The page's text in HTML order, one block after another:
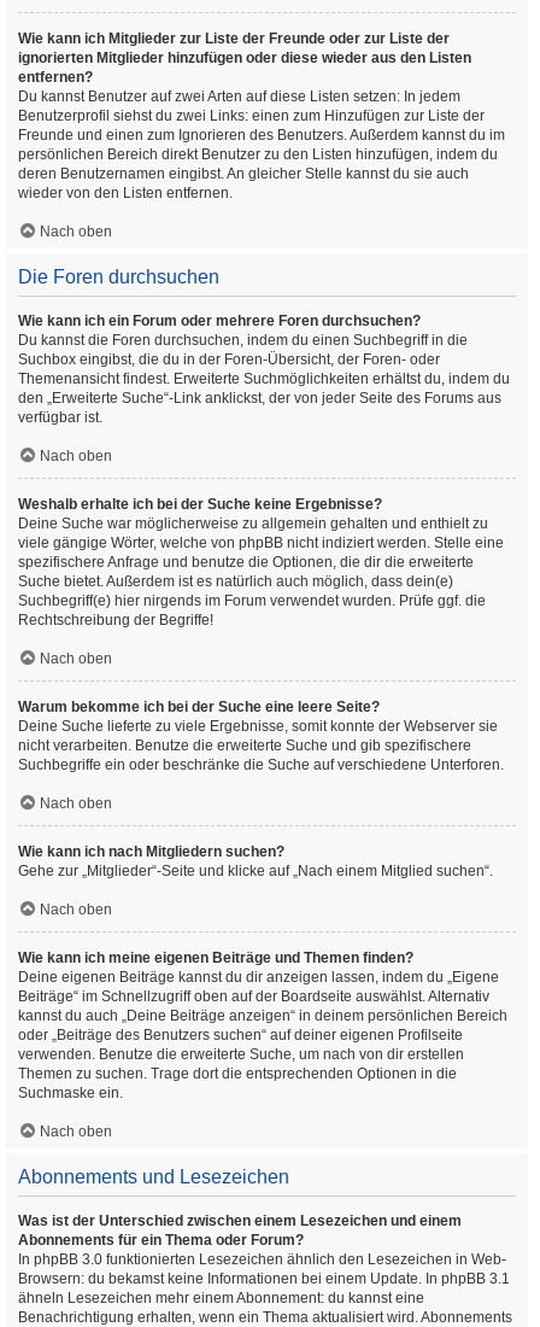
Wie kann ich Mitglieder zur Liste der Freunde oder zur Liste der
ignorierten Mitglieder hinzufügen oder diese wieder aus den Listen
entfernen?
Du kannst Benutzer auf zwei Arten auf diese Listen setzen: In jedem
Benutzerprofil siehst du zwei Links: einen zum Hinzufügen zur Liste der
Freunde und einen zum Ignorieren des Benutzers. Außerdem kannst du im
persönlichen Bereich direkt Benutzer zu den Listen hinzufügen, indem du
deren Benutzernamen eingibst. An gleicher Stelle kannst du sie auch
wieder von den Listen entfernen.
Nach oben
Die Foren durchsuchen
Wie kann ich ein Forum oder mehrere Foren durchsuchen?
Du kannst die Foren durchsuchen, indem du einen Suchbegriff in die
Suchbox eingibst, die du in der Foren-Übersicht, der Foren- oder
Themenansicht findest. Erweiterte Suchmöglichkeiten erhältst du, indem du
den „Erweiterte Suche“-Link anklickst, der von jeder Seite des Forums aus
verfügbar ist.
Nach oben
Weshalb erhalte ich bei der Suche keine Ergebnisse?
Deine Suche war möglicherweise zu allgemein gehalten und enthielt zu
viele gängige Wörter, welche von phpBB nicht indiziert werden. Stelle eine
spezifischere Anfrage und benutze die Optionen, die dir die erweiterte
Suche bietet. Außerdem ist es natürlich auch möglich, dass dein(e)
Suchbegriff(e) hier nirgends im Forum verwendet wurden. Prüfe ggf. die
Rechtschreibung der Begriffe!
Nach oben
Warum bekomme ich bei der Suche eine leere Seite?
Deine Suche lieferte zu viele Ergebnisse, somit konnte der Webserver sie
nicht verarbeiten. Benutze die erweiterte Suche und gib spezifischere
Suchbegriffe ein oder beschränke die Suche auf verschiedene Unterforen.
Nach oben
Wie kann ich nach Mitgliedern suchen?
Gehe zur „Mitglieder“-Seite und klicke auf „Nach einem Mitglied suchen“.
Nach oben
Wie kann ich meine eigenen Beiträge und Themen finden?
Deine eigenen Beiträge kannst du dir anzeigen lassen, indem du „Eigene
Beiträge“ im Schnellzugriff oben auf der Boardseite auswählst. Alternativ
kannst du auch „Deine Beiträge anzeigen“ in deinem persönlichen Bereich
oder „Beiträge des Benutzers suchen“ auf deiner eigenen Profilseite
verwenden. Benutze die erweiterte Suche, um nach von dir erstellen
Themen zu suchen. Trage dort die entsprechenden Optionen in die
Suchmaske ein.
Nach oben
Abonnements und Lesezeichen
Was ist der Unterschied zwischen einem Lesezeichen und einem
Abonnements für ein Thema oder Forum?
In phpBB 3.0 funktionierten Lesezeichen ähnlich den Lesezeichen in Web-
Browsern: du bekamst keine Informationen bei einem Update. In phpBB 3.1
ähneln Lesezeichen mehr einem Abonnement: du kannst eine
Benachrichtigung erhalten, wenn ein Thema aktualisiert wird. Abonnements